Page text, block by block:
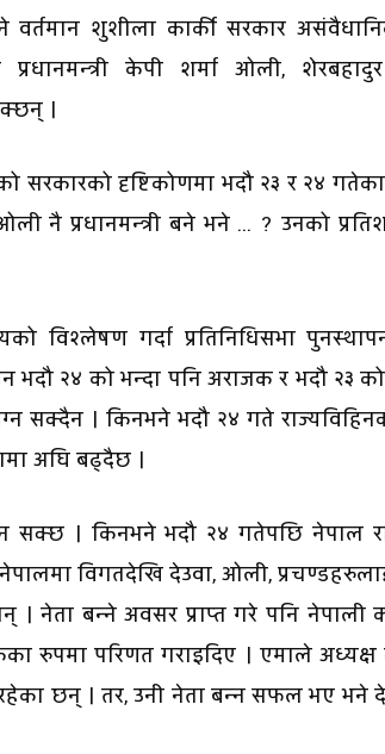
वर्तमान शुशीला कार्की सरकार
केपी शर्मा ओली,
।
सरकारको दृष्टिकोणमा भदौ २३ र २४
नै प्रधानमन्त्री बने भने ... ? उनको
विश्लेषण गर्दा प्रतिनिधिसभा
२४ को भन्दा पनि अराजक र भदौ २३
सक्दैन । किनभने भदौ २४ गते
अघि बढ्दैछ ।
। किनभने भदौ २४ गतेपछि नेपाल
विगतदेखि देउवा, ओली,
नेता बन्ने अवसर प्राप्त गरे पनि नेपाली
रुपमा परिणत गराइदिए । एमाले
छन् । तर, उनी नेता बन्न सफल भए भने